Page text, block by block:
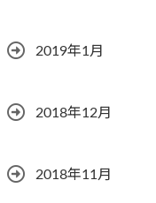
2019年1月
2018年12月
2018年11月